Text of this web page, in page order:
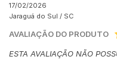
17/02/2026
Jaraguá do Sul / SC
AVALIAÇÃO DO PRODUTO
ESTA AVALIAÇÃO NÃO